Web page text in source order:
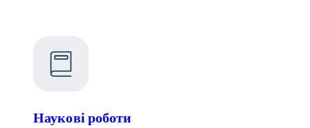
Наукові роботи